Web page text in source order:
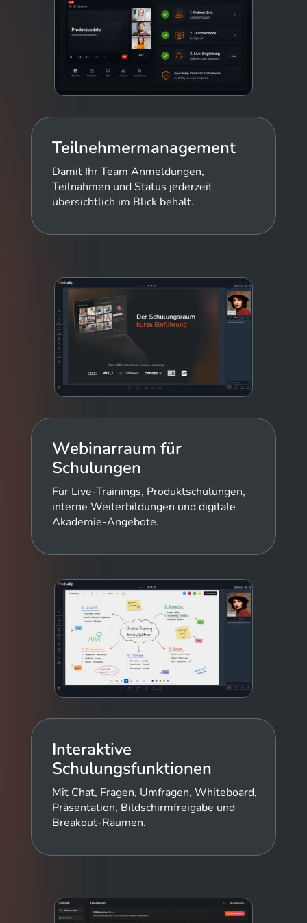
Teilnehmermanagement
Damit Ihr Team Anmeldungen,
Teilnahmen und Status jederzeit
übersichtlich im Blick behält.
Webinarraum für
Schulungen
Für Live-Trainings, Produktschulungen,
interne Weiterbildungen und digitale
Akademie-Angebote.
Interaktive
Schulungsfunktionen
Mit Chat, Fragen, Umfragen, Whiteboard,
Präsentation, Bildschirmfreigabe und
Breakout-Räumen.